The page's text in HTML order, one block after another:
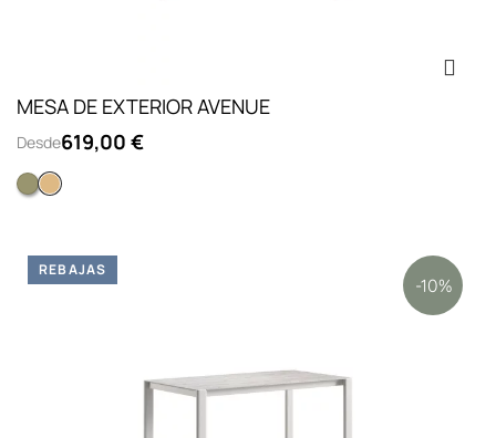
MESA DE EXTERIOR AVENUE
Desde619,00 €
Verde sage
Natural
-10%
REBAJAS